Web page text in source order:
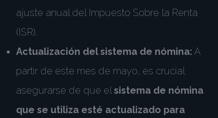
ajuste anual del Impuesto Sobre la Renta
(ISR).
Actualización del sistema de nómina: A
partir de este mes de mayo, es crucial
asegurarse de que elsistema de nómina
que se utiliza esté actualizado para